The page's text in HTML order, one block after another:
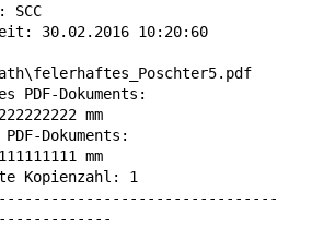
SCC
30.02.2016 10:20:60
PDF-Dokuments:
mm
Dokuments:
mm
Kopienzahl: 1